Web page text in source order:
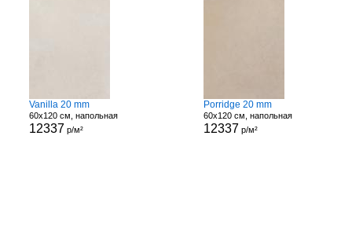
Vanilla 20 mm
60x120 см, напольная
12337 р/м²
Porridge 20 mm
60x120 см, напольная
12337 р/м²